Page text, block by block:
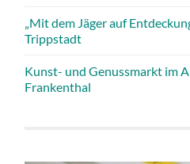
„Mit dem Jäger auf
Trippstadt
Kunst- und Genussmarkt im
Frankenthal